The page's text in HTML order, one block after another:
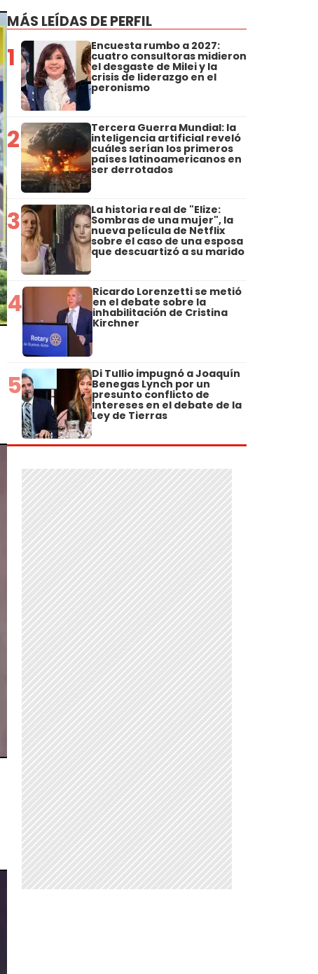
MÁS LEÍDAS DE PERFIL
1 Encuesta rumbo a 2027:
cuatro consultoras midieron
el desgaste de Milei y la
crisis de liderazgo en el
peronismo
2 Tercera Guerra Mundial: la
inteligencia artificial reveló
cuáles serían los primeros
países latinoamericanos en
ser derrotados
3 La historia real de "Elize:
Sombras de una mujer", la
nueva película de Netflix
sobre el caso de una esposa
que descuartizó a su marido
4 Ricardo Lorenzetti se metió
en el debate sobre la
inhabilitación de Cristina
Kirchner
5 Di Tullio impugnó a Joaquín
Benegas Lynch por un
presunto conflicto de
intereses en el debate de la
Ley de Tierras